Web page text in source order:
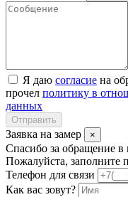
Я даю согласие на
прочел политику в
данных
Отправить
Заявка на замер ×
Спасибо за обращение
Пожалуйста, заполните
Телефон для связи
Как вас зовут?